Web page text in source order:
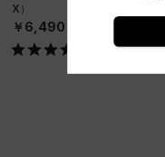
X）
￥6,490